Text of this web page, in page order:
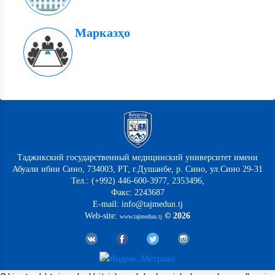
Марказҳо
Таджикский государственный медицинский университет имени
Абуали ибни Сино, 734003, РТ, г.Душанбе, р. Сино, ул.Сино 29-31
Тел.: (+992) 446-600-3977, 2353496,
Факс: 2243687
E-mail: info@tajmedun.tj
Web-site: www.tajmedun.tj © 2026